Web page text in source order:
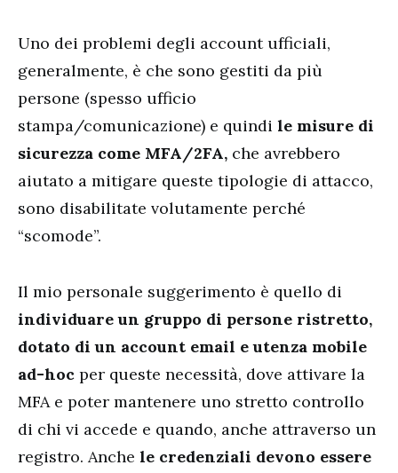
Uno dei problemi degli account ufficiali,
generalmente, è che sono gestiti da più
persone (spesso ufficio
stampa/comunicazione) e quindi le misure di
sicurezza come MFA/2FA, che avrebbero
aiutato a mitigare queste tipologie di attacco,
sono disabilitate volutamente perché
“scomode”.
Il mio personale suggerimento è quello di
individuare un gruppo di persone ristretto,
dotato di un account email e utenza mobile
ad-hoc per queste necessità, dove attivare la
MFA e poter mantenere uno stretto controllo
di chi vi accede e quando, anche attraverso un
registro. Anche le credenziali devono essere